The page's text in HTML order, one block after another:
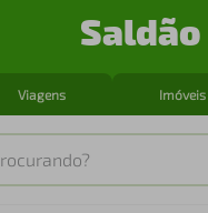
Viagens